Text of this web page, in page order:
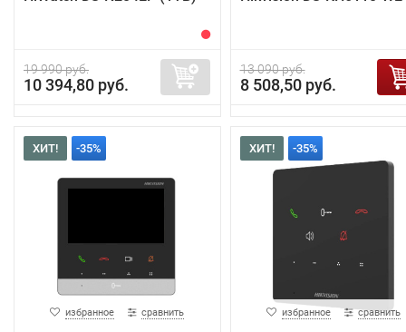
19 990 руб.
10 394,80 руб.
13 090 руб.
8 508,50 руб.
ХИТ! -35%
избранное сравнить
ХИТ! -35%
избранное сравнить